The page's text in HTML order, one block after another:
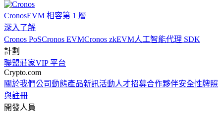
CronosEVM 相容第 1 層
深入了解
Cronos PoSCronos EVMCronos zkEVM人工智能代理 SDK
計劃
聯盟莊家VIP 平台
Crypto.com
關於我們公司動態產品新訊活動人才招募合作夥伴安全性牌照
與註冊
開發人員